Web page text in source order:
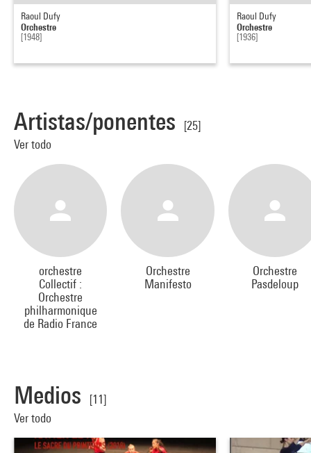
Raoul Dufy
Orchestre
[1948]
Raoul Dufy
Orchestre
[1936]
Artistas/ponentes
[25]
Ver todo
orchestre
Collectif :
Orchestre
philharmonique
de Radio France
Orchestre
Manifesto
Orchestre
Pasdeloup
Medios
[11]
Ver todo